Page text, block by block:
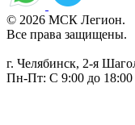
© 2026 МСК Легион.
Все права защищены.
г. Челябинск, 2-я
Пн-Пт: С 9:00 до 18:00